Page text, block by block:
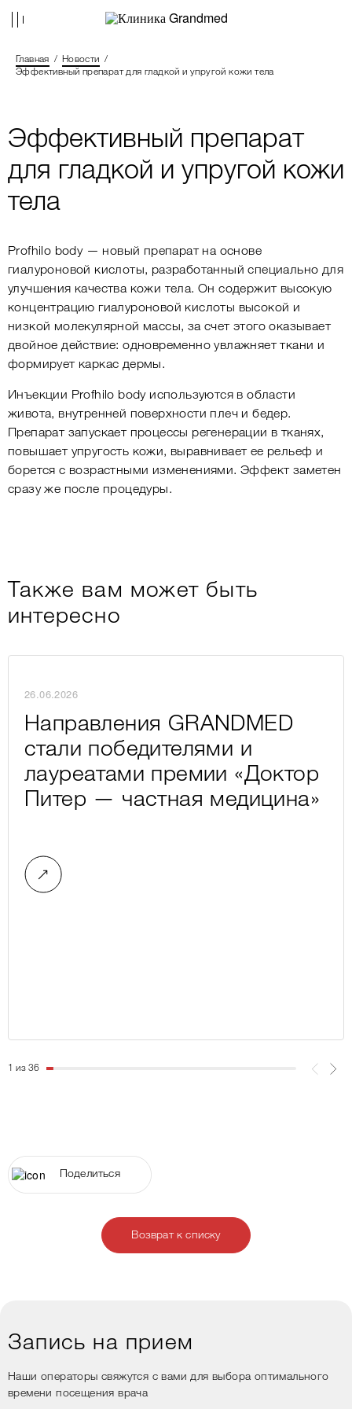
Главная
Новости
Эффективный препарат для гладкой и упругой кожи тела
Эффективный препарат
для гладкой и упругой кожи
тела
Profhilo body — новый препарат на основе
гиалуроновой кислоты, разработанный специально для
улучшения качества кожи тела. Он содержит высокую
концентрацию гиалуроновой кислоты высокой и
низкой молекулярной массы, за счет этого оказывает
двойное действие: одновременно увлажняет ткани и
формирует каркас дермы.
Инъекции Profhilo body используются в области
живота, внутренней поверхности плеч и бедер.
Препарат запускает процессы регенерации в тканях,
повышает упругость кожи, выравнивает ее рельеф и
борется с возрастными изменениями. Эффект заметен
сразу же после процедуры.
Также вам может быть
интересно
26.06.2026
Направления GRANDMED
стали победителями и
лауреатами премии «Доктор
Питер — частная медицина»
1 из 36
Поделиться
Возврат к списку
Запись на прием
Наши операторы свяжутся с вами для выбора оптимального
времени посещения врача